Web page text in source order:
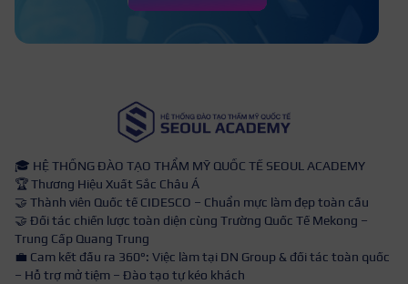
🎓 HỆ THỐNG ĐÀO TẠO THẨM MỸ QUỐC TẾ SEOUL ACADEMY
🏆 Thương Hiệu Xuất Sắc Châu Á
🤝 Thành viên Quốc tế CIDESCO – Chuẩn mực làm đẹp toàn cầu
🤝 Đối tác chiến lược toàn diện cùng Trường Quốc Tế Mekong –
Trung Cấp Quang Trung
💼 Cam kết đầu ra 360°: Việc làm tại DN Group & đối tác toàn quốc
– Hỗ trợ mở tiệm – Đào tạo tự kéo khách